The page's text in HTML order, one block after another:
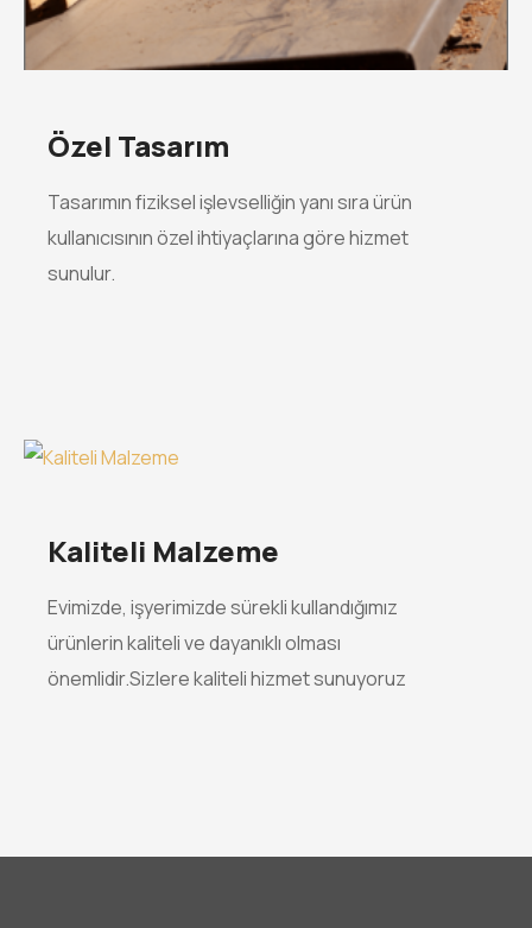
Özel Tasarım
Tasarımın fiziksel işlevselliğin yanı sıra ürün
kullanıcısının özel ihtiyaçlarına göre hizmet
sunulur.
Kaliteli Malzeme
Evimizde, işyerimizde sürekli kullandığımız
ürünlerin kaliteli ve dayanıklı olması
önemlidir.Sizlere kaliteli hizmet sunuyoruz